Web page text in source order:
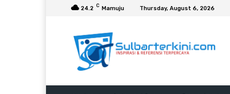
24.2 C Mamuju Thursday, August 6, 2026